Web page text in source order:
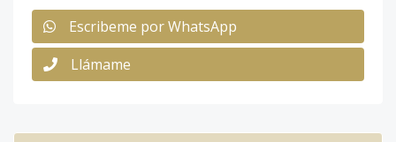
Escribeme por WhatsApp
Llámame